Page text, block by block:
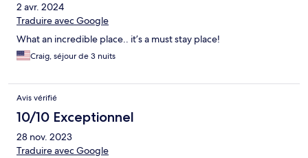
2 avr. 2024
Traduire avec Google
What an incredible place.. it’s a must stay place!
Craig, séjour de 3 nuits
Avis vérifié
10/10 Exceptionnel
28 nov. 2023
Traduire avec Google